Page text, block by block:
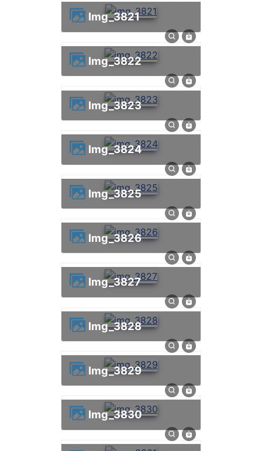
img_3821
img_3822
img_3823
img_3824
img_3825
img_3826
img_3827
img_3828
img_3829
img_3830